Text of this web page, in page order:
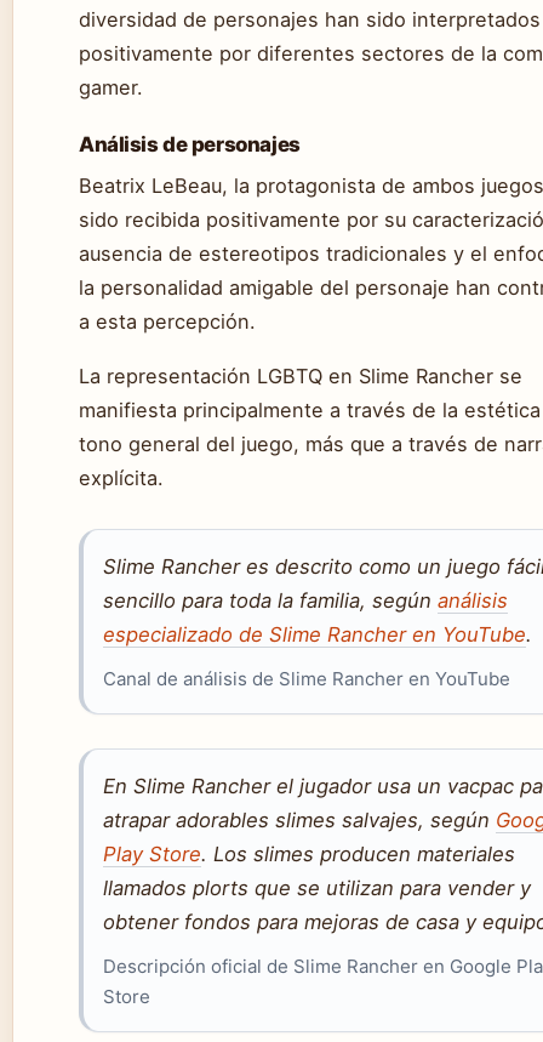
diversidad de personajes han sido interpretados
positivamente por diferentes sectores de la
gamer.
Análisis de personajes
Beatrix LeBeau, la protagonista de ambos
sido recibida positivamente por su
ausencia de estereotipos tradicionales y el
la personalidad amigable del personaje han
a esta percepción.
La representación LGBTQ en Slime Rancher se
manifiesta principalmente a través de la
tono general del juego, más que a través de
explícita.
Slime Rancher es descrito como un juego
sencillo para toda la familia, según análisis
especializado de Slime Rancher en YouTube.
Canal de análisis de Slime Rancher en YouTube
En Slime Rancher el jugador usa un vacpac
atrapar adorables slimes salvajes, según
Play Store. Los slimes producen materiales
llamados plorts que se utilizan para vender y
obtener fondos para mejoras de casa y
Descripción oficial de Slime Rancher en Google
Store